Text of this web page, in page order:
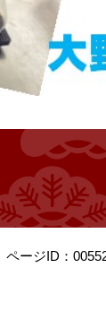
ページID：